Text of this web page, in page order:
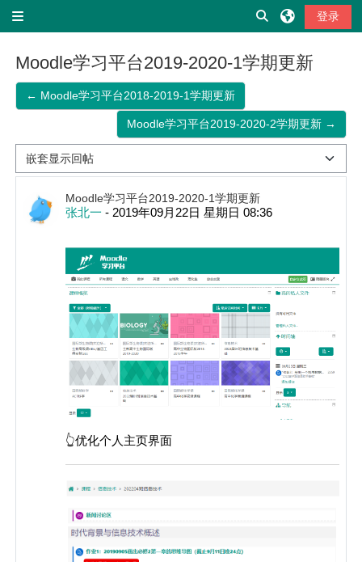
切换搜索输入
登录
Moodle学习平台2019-2020-1学期更新
← Moodle学习平台2018-2019-1学期更新
Moodle学习平台2019-2020-2学期更新 →
显示模式
Moodle学习平台2019-2020-1学期更新
张北一 - 2019年09月22日 星期日 08:36
回帖数：0
👆优化个人主页界面